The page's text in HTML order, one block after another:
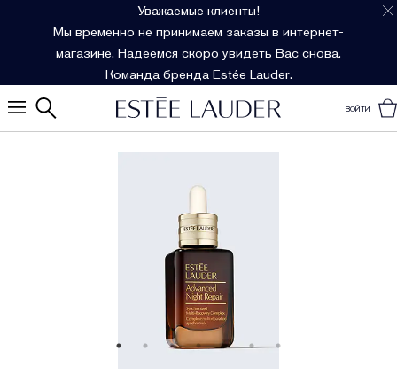
Уважаемые клиенты!
Мы временно не принимаем заказы в интернет-
магазине. Надеемся скоро увидеть Вас снова.
Команда бренда Estée Lauder.
ВОЙТИ